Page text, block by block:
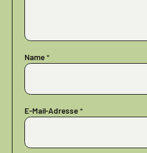
Name*
E-Mail-Adresse*